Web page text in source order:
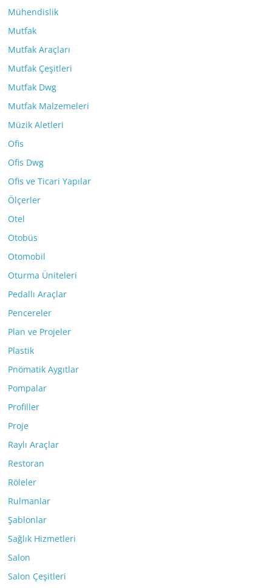
Mühendislik
Mutfak
Mutfak Araçları
Mutfak Çeşitleri
Mutfak Dwg
Mutfak Malzemeleri
Müzik Aletleri
Ofis
Ofis Dwg
Ofis ve Ticari Yapılar
Ölçerler
Otel
Otobüs
Otomobil
Oturma Üniteleri
Pedallı Araçlar
Pencereler
Plan ve Projeler
Plastik
Pnömatik Aygıtlar
Pompalar
Profiller
Proje
Raylı Araçlar
Restoran
Röleler
Rulmanlar
Şablonlar
Sağlık Hizmetleri
Salon
Salon Çeşitleri